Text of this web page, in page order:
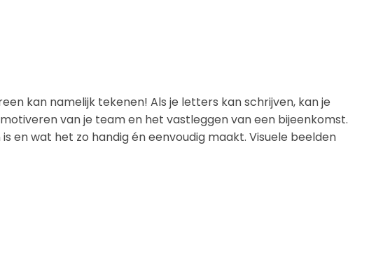
kan namelijk tekenen! Als je letters kan schrijven, kan je
van je team en het vastleggen van een bijeenkomst.
en wat het zo handig én eenvoudig maakt. Visuele beelden